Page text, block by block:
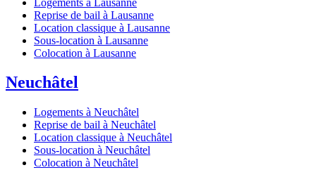
Reprise de bail à Lausanne
Location classique à Lausanne
Sous-location à Lausanne
Colocation à Lausanne
Neuchâtel
Logements à Neuchâtel
Reprise de bail à Neuchâtel
Location classique à Neuchâtel
Sous-location à Neuchâtel
Colocation à Neuchâtel